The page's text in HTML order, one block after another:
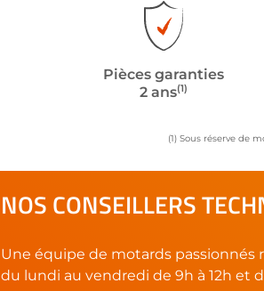
Pièces garanties
2 ans(1)
(1) Sous réserve de
NOS CONSEILLERS
Une équipe de motards passionnés
du lundi au vendredi de 9h à 12h et